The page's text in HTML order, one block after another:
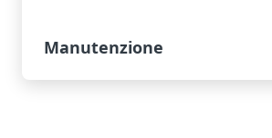
Manutenzione